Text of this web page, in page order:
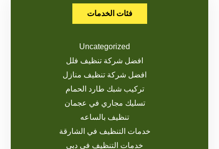
فئات الخدمات
Uncategorized
افضل شركة تنظيف فلل
افضل شركة تنظيف منازل
تركيب شبك طارد الحمام
تسليك مجاري في عجمان
تنظيف بالساعه
خدمات التنظيف في الشارقة
خدمات التنظيف في دبي